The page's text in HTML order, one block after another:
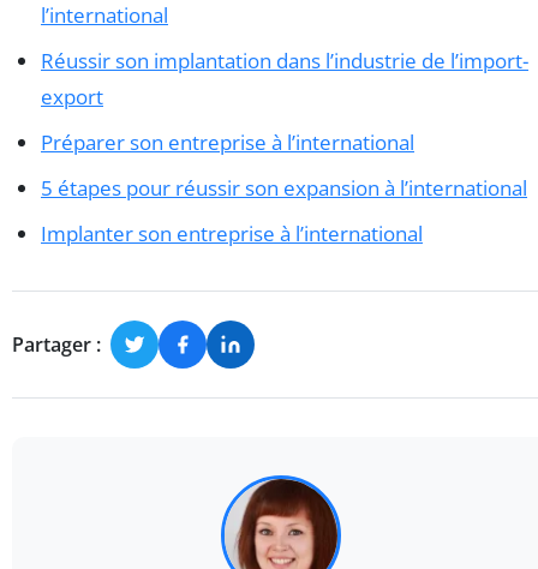
l’international
Réussir son implantation dans l’industrie de l’import-
export
Préparer son entreprise à l’international
5 étapes pour réussir son expansion à l’international
Implanter son entreprise à l’international
Partager :